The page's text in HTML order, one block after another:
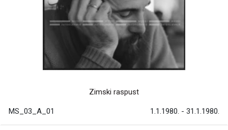
Zimski raspust
MS_03_A_01 1.1.1980. - 31.1.1980.